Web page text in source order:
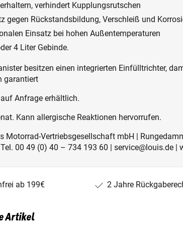
verhindert Kupplungsrutschen
gegen Rückstandsbildung, Verschleiß und
Einsatz bei hohen Außentemperaturen
4 Liter Gebinde.
besitzen einen integrierten Einfülltrichter,
garantiert
Anfrage erhältlich.
Kann allergische Reaktionen hervorrufen.
Motorrad-Vertriebsgesellschaft mbH |
00 49 (0) 40 – 734 193 60 | service@louis.de |
ab 199€ 2 Jahre
Artikel